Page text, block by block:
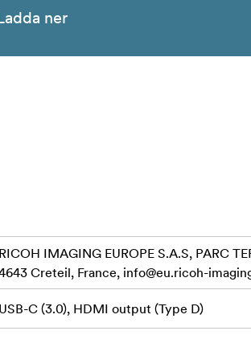
ner
RICOH IMAGING EUROPE S.A.S, PARC
Creteil, France, info@eu.ricoh-
USB-C (3.0), HDMI output (Type D)